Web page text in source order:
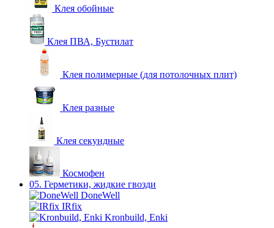
Клея обойные
Клея ПВА, Бустилат
Клея полимерные (для потолочных плит)
Клея разные
Клея секундные
Космофен
05. Герметики, жидкие гвозди
DoneWell
IRfix
Kronbuild, Enki